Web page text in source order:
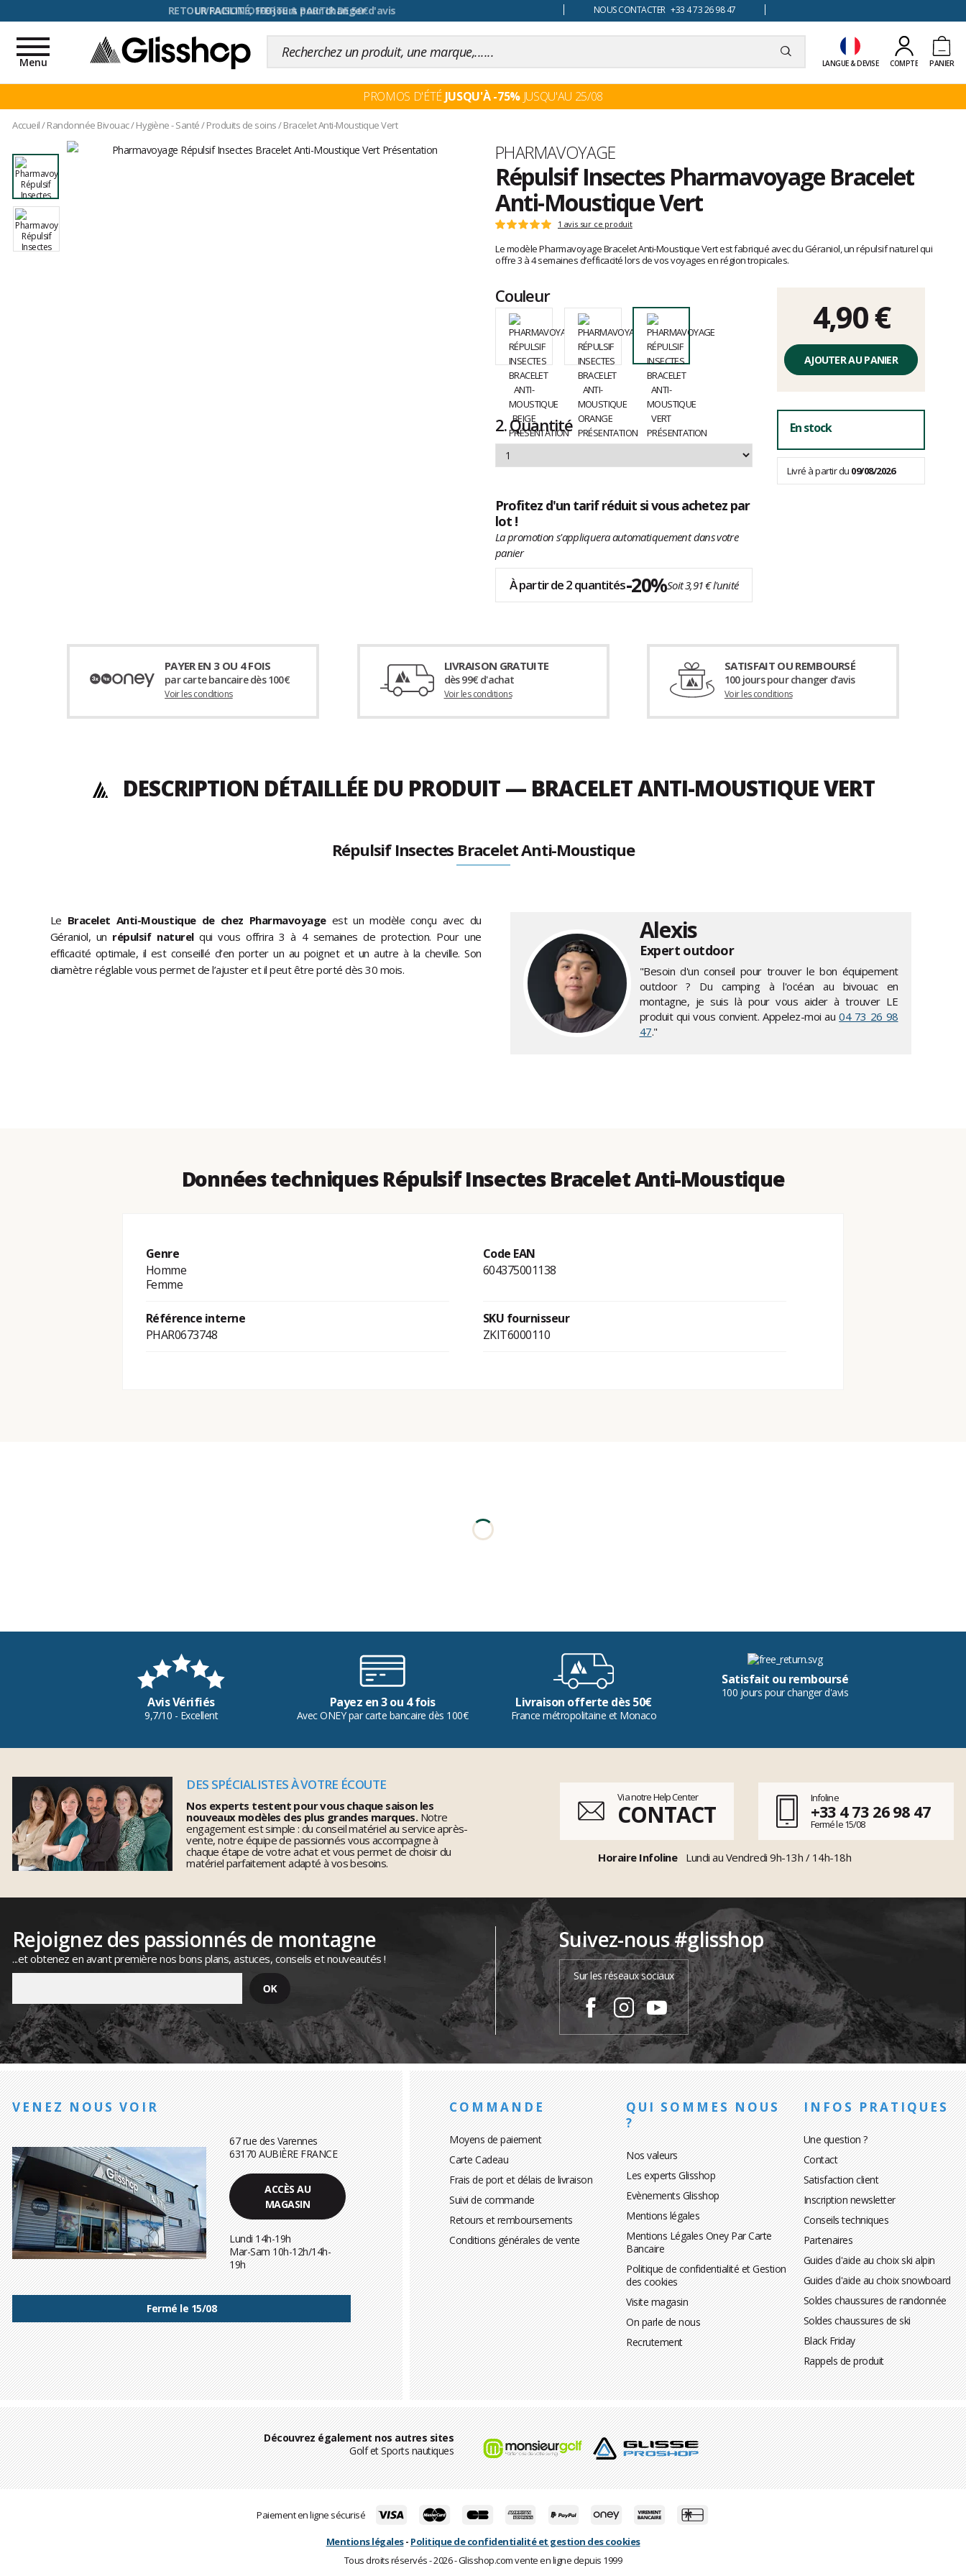
RETOUR FACILITÉ, 100 jours pour changer d'avis NOUS CONTACTER +33 4 73 26 98 47
LANGUE & DEVISE COMPTE PANIER
Toggle
navigation
Menu
PROMOS D'ÉTÉ JUSQU'À -75%JUSQU'AU 25/08
Accueil/Randonnée Bivouac/Hygiène - Santé/Produits de soins/Bracelet Anti-Moustique Vert
Marque
PHARMAVOYAGE
Répulsif Insectes Pharmavoyage Bracelet
Anti-Moustique Vert
Les
clients
Note
:
5
sur
1 avis sur ce produit
Le modèle Pharmavoyage Bracelet Anti-Moustique Vert est fabriqué avec du Géraniol, un répulsif naturel qui
offre 3 à 4 semaines d’efficacité lors de vos voyages en région tropicales.
Couleur
2.Quantité
Profitez d'un tarif réduit si vous achetez par
lot !
La promotion s'appliquera automatiquement dans votre
panier
À partir de 2 quantités-20%Soit 3,91 € l'unité
4,90 €
AJOUTER AU PANIER
En stock
Livré à partir du 09/08/2026
PAYER EN 3 OU 4 FOIS
par carte bancaire dès 100€
Voir les conditions
LIVRAISON GRATUITE
dès 99€ d'achat
Voir les conditions
SATISFAIT OU REMBOURSÉ
100 jours pour changer d’avis
Voir les conditions
DESCRIPTION DÉTAILLÉE DU PRODUIT — BRACELET ANTI-MOUSTIQUE VERT
Répulsif Insectes Bracelet Anti-Moustique
Le Bracelet Anti-Moustique de chez Pharmavoyageest un modèle conçu avec du
Géraniol, un répulsif naturelqui vous offrira 3 à 4 semaines de protection. Pour une
efficacité optimale, il est conseillé d’en porter un au poignet et un autre à la cheville. Son
diamètre réglable vous permet de l’ajuster et il peut être porté dès 30 mois.
Alexis
Expert outdoor
"Besoin d'un conseil pour trouver le bon équipement
outdoor ? Du camping à l'océan au bivouac en
montagne, je suis là pour vous aider à trouver LE
produit qui vous convient. Appelez-moi au04 73 26 98
47."
Données techniques Répulsif Insectes Bracelet Anti-Moustique
Genre
Homme
Femme
Code EAN
604375001138
Référence interne
PHAR0673748
SKU fournisseur
ZKIT6000110
Avis Vérifiés
9,7/10 - Excellent
Payez en 3 ou 4 fois
Avec ONEY par carte bancaire dès 100€
Livraison offerte dès 50€
France métropolitaine et Monaco
Satisfait ou remboursé
100 jours pour changer d'avis
DES SPÉCIALISTES À VOTRE ÉCOUTE
Nos experts testent pour vous chaque saison les
nouveaux modèles des plus grandes marques.Notre
engagement est simple : du conseil matériel au service après-
vente, notre équipe de passionnés vous accompagne à
chaque étape de votre achat et vous permet de choisir du
matériel parfaitement adapté à vos besoins.
Via notre Help Center
CONTACT
Infoline
+33 4 73 26 98 47
Fermé le 15/08
Horaire Infoline Lundi au Vendredi 9h-13h / 14h-18h
Rejoignez des passionnés de montagne
...et obtenez en avant première nos bons plans, astuces, conseils et nouveautés !
Suivez-nous #glisshop
Sur les réseaux sociaux
VENEZ NOUS VOIR
67 rue des Varennes
63170 AUBIÈRE FRANCE
ACCÈS AU
MAGASIN
Lundi 14h-19h
Mar-Sam 10h-12h/14h-
19h
Fermé le 15/08
COMMANDE
Moyens de paiement
Carte Cadeau
Frais de port et délais de livraison
Suivi de commande
Retours et remboursements
Conditions générales de vente
QUI SOMMES NOUS
?
Nos valeurs
Les experts Glisshop
Evènements Glisshop
Mentions légales
Mentions Légales Oney Par Carte
Bancaire
Politique de confidentialité et Gestion
des cookies
Visite magasin
On parle de nous
Recrutement
INFOS PRATIQUES
Une question ?
Contact
Satisfaction client
Inscription newsletter
Conseils techniques
Partenaires
Guides d'aide au choix ski alpin
Guides d'aide au choix snowboard
Soldes chaussures de randonnée
Soldes chaussures de ski
Black Friday
Rappels de produit
Découvrez également nos autres sites
Golf et Sports nautiques
Paiement en ligne sécurisé
Mentions légales- Politique de confidentialité et gestion des cookies
Tous droits réservés - 2026 - Glisshop.com vente en ligne depuis 1999